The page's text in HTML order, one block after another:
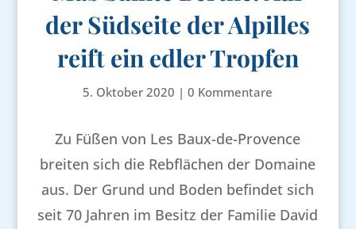
der Südseite der Alpilles
reift ein edler Tropfen
5. Oktober 2020 |0 Kommentare
Zu Füßen von Les Baux-de-Provence
breiten sich die Rebflächen der Domaine
aus. Der Grund und Boden befindet sich
seit 70 Jahren im Besitz der Familie David